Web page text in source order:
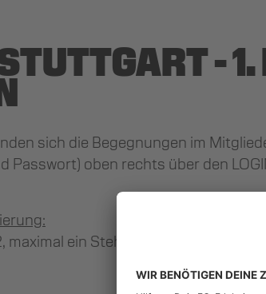
-
sich die Begegnungen im
Passwort) oben rechts über den
ein Stehplatz